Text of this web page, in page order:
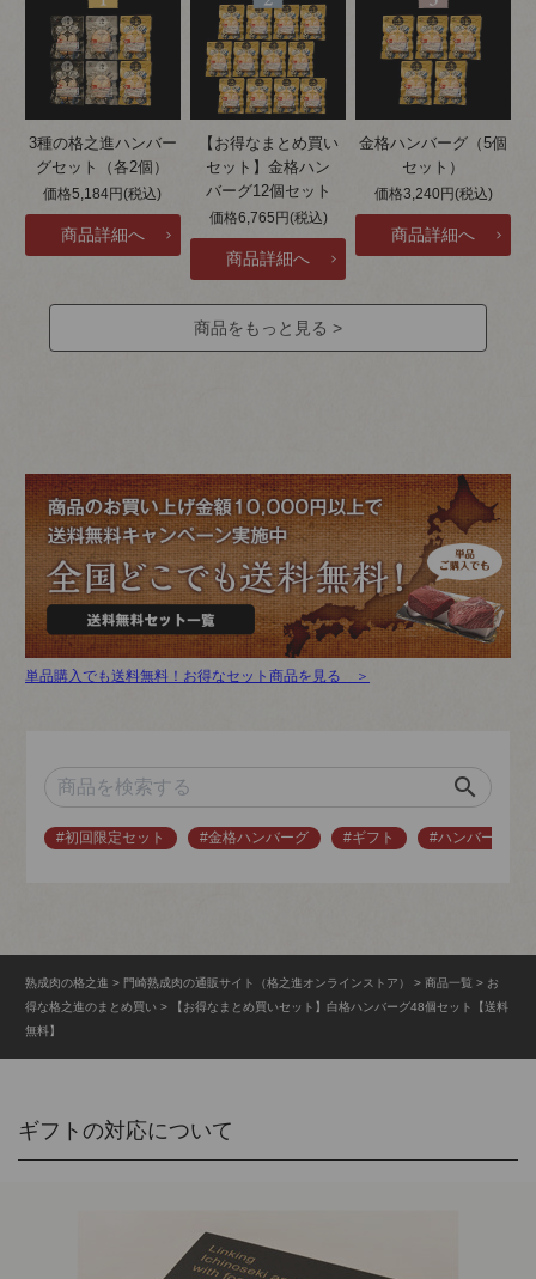
3種の格之進ハンバー
グセット（各2個）
価格5,184円(税込)
【お得なまとめ買い
セット】金格ハン
バーグ12個セット
価格6,765円(税込)
金格ハンバーグ（5個
セット）
価格3,240円(税込)
商品をもっと見る >
単品購入でも送料無料！お得なセット商品を見る ＞
search
#初回限定セット #金格ハンバーグ #ギフト #ハンバーグ
熟成肉の格之進 門崎熟成肉の通販サイト（格之進オンラインストア） 商品一覧
お
得な格之進のまとめ買い
【お得なまとめ買いセット】白格ハンバーグ48個セット【送料
無料】
ギフトの対応について